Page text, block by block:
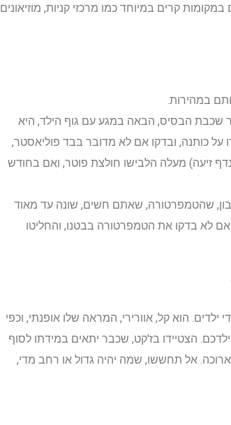
קרים במיוחד כמו מרכזי קניות, מוזיאונים
במהירות.
הבסיס, הבאה במגע עם גוף הילד, היא
על כותנה, ובדקו אם לא מדובר בבד פוליאסטר,
זיעה) מעלה הלבישו חולצת פוטר, ואם בחודש
שהטמפרטורה, שאתם חשים, שונה עד מאוד
לא בדקו את הטמפרטורה בבטנו, והחליטו
הוא קל, אוורירי, המראה שלו אופנתי, וכפי
הצטיידו בז'קט, שכבר יתאים במידתו לסוף
אל תחששו, שמה יהיה גדול או רחב מדי,